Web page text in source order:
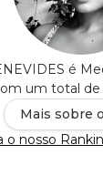
é
um total de
Mais sobre
o nosso